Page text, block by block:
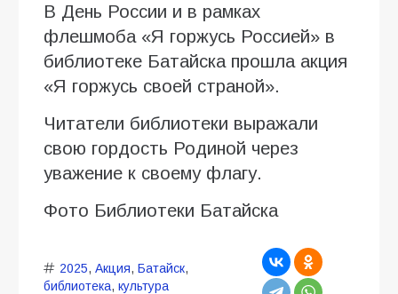
В День России и в рамках
флешмоба «Я горжусь Россией» в
библиотеке Батайска прошла акция
«Я горжусь своей страной».
Читатели библиотеки выражали
свою гордость Родиной через
уважение к своему флагу.
Фото Библиотеки Батайска
2025, Акция, Батайск,
библиотека, культура